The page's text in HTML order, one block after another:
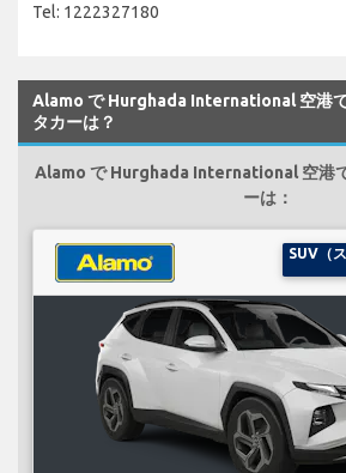
Tel: 1222327180
Alamo で Hurghada International 空港
タカーは？
Alamo で Hurghada International 空港
ーは：
SUV（